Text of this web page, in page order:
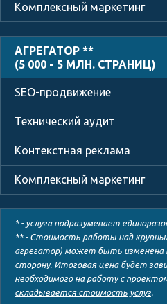
АГРЕГАТОР **
(5 000 - 5 МЛН. СТРАНИЦ)
* - услуга подразумевает
** - Стоимость работы над
агрегатор) может быть
сторону. Итоговая цена будет
необходимого на работу с
складывается стоимость услуг.